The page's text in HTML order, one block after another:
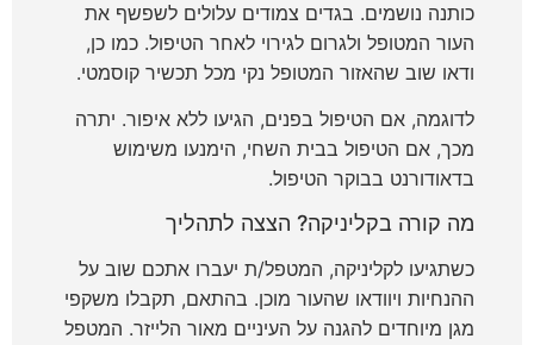
כותנה נושמים. בגדים צמודים עלולים לשפשף את
העור המטופל ולגרום לגירוי לאחר הטיפול. כמו כן,
ודאו שוב שהאזור המטופל נקי מכל תכשיר קוסמטי.
לדוגמה, אם הטיפול בפנים, הגיעו ללא איפור. יתרה
מכך, אם הטיפול בבית השחי, הימנעו משימוש
בדאודורנט בבוקר הטיפול.
מה קורה בקליניקה? הצצה לתהליך
כשתגיעו לקליניקה, המטפל/ת יעברו אתכם שוב על
ההנחיות ויוודאו שהעור מוכן. בהתאם, תקבלו משקפי
מגן מיוחדים להגנה על העיניים מאור הלייזר. המטפל